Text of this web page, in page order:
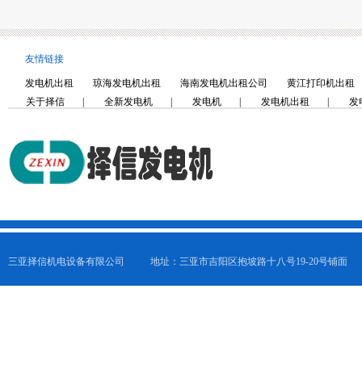
友情链接
发电机出租 琼海发电机出租 海南发电机出租公司
黄江打印机出租
关于择信
全新发电机 发电机 发电机出租 发
三亚择信机电设备有限公司 地址：三亚市吉阳区抱坡路十八号19-20号铺面